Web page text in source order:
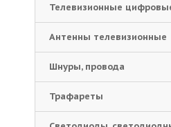
Телевизионные
Антенны телевизионные
Шнуры, провода
Трафареты